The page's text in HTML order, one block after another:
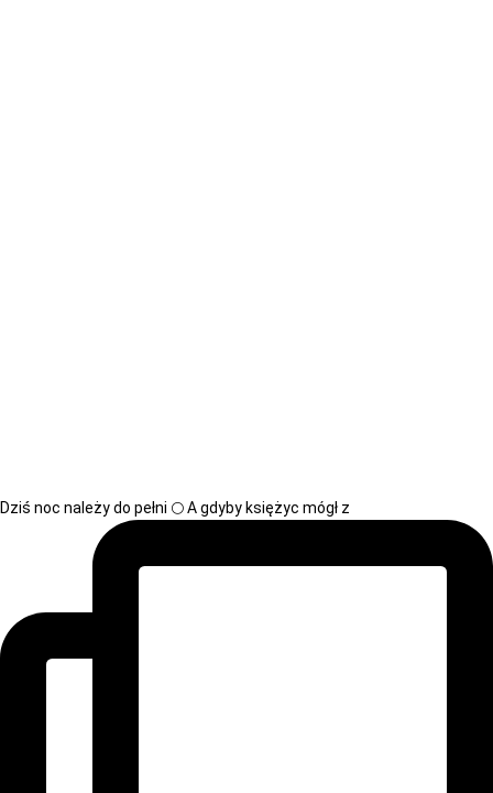
Dziś noc należy do pełni 🌕 A gdyby księżyc mógł z